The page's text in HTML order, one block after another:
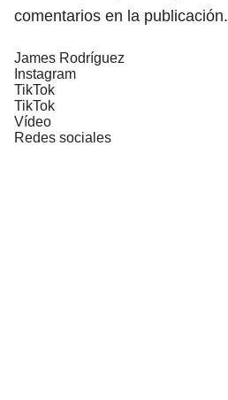
comentarios en la publicación.
James Rodríguez
Instagram
TikTok
TikTok
Vídeo
Redes sociales